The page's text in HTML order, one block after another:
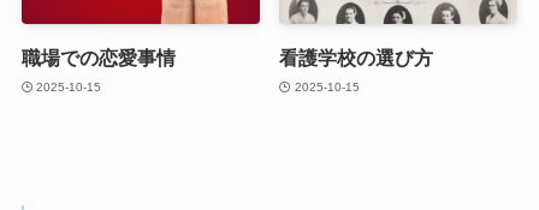
職場での恋愛事情
2025-10-15
看護学校の選び方
2025-10-15